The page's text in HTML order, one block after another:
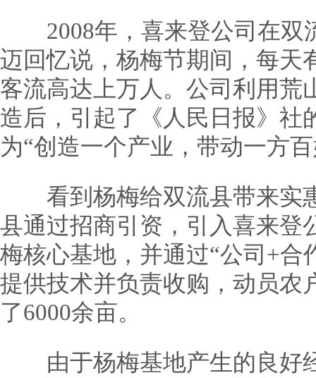
2008年，喜来登公司在双
迈回忆说，杨梅节期间，每天
客流高达上万人。公司利用荒
造后，引起了《人民日报》社
为“创造一个产业，带动一方
看到杨梅给双流县带来实
县通过招商引资，引入喜来登
梅核心基地，并通过“公司+合
提供技术并负责收购，动员农
了6000余亩。
由于杨梅基地产生的良好